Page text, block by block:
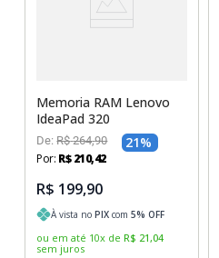
Caddy para SSD
Memoria RAM Lenovo
IdeaPad 320
De:R$ 264,90 21%
Por: R$ 210,42
R$ 199,90
À vista noPIX com5% OFF
ou em até 10x de R$ 21 ,04
sem juros